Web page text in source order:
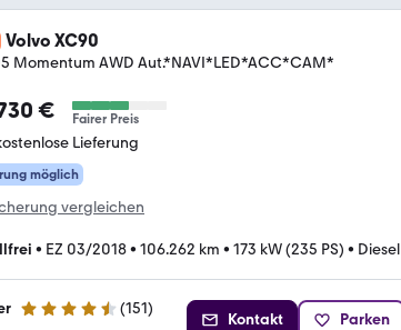
Volvo XC90
Momentum AWD Aut.*NAVI*LED*ACC*CAM*
€ Fairer Preis
Lieferung
möglich
vergleichen
• EZ 03/2018• 106.262 km • 173 kW (235 PS) • Diesel
4.7 Sterne (151)
Kontakt Parken